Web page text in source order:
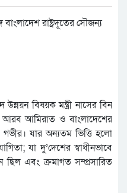
বিষয়ক মন্ত্রী নাসের বিন
আরব আমিরাত ও বাংলাদেশের
যার অন্যতম ভিত্তি হলাে
যা দু’দেশের স্বাধীনভাবে
ছিল এবং ক্রমাগত সম্প্রসারিত